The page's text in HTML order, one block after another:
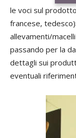
le voci sul
francese,
allevamenti/
passando per la
dettagli sui
eventuali